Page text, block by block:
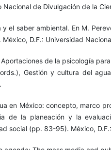
Nacional de Divulgación de la
y el saber ambiental. En M.
D.F.: Universidad
de la psicología
Gestión y cultura del
en México: concepto, marco
de la planeación y la
social (pp. 83-95). México,